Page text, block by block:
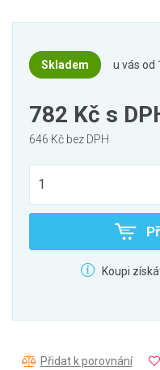
Skladem u vás od
782 Kč s
646 Kč bez DPH
Koupi
Přidat k porovnání